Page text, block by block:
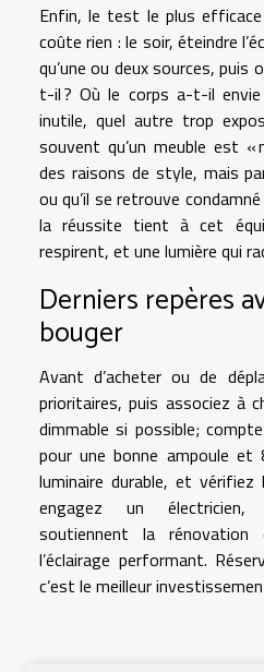
Enfin, le test le plus
coûte rien : le soir, éteindre
qu’une ou deux sources, puis
t-il ? Où le corps a-t-il envie
inutile, quel autre trop
souvent qu’un meuble est «
des raisons de style, mais
ou qu’il se retrouve
la réussite tient à cet
respirent, et une lumière qui
Derniers repères
bouger
Avant d’acheter ou de
prioritaires, puis associez à
dimmable si possible;
pour une bonne ampoule
luminaire durable, et
engagez un électricien,
soutiennent la rénovation
l’éclairage performant.
c’est le meilleur